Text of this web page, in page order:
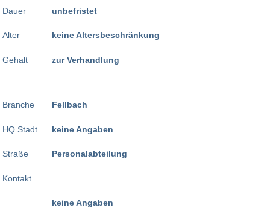
Dauer
Alter
Gehalt
unbefristet
keine Altersbeschränkung
zur Verhandlung
Branche
HQ Stadt
Straße
Kontakt
Fellbach
keine Angaben
Personalabteilung
keine Angaben